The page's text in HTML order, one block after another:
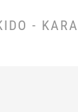
-